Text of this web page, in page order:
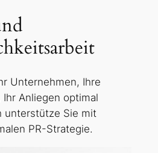
Unternehmen, Ihre
Anliegen optimal
unterstütze Sie mit
PR-Strategie.